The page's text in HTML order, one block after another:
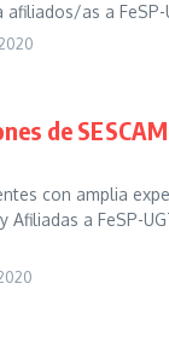
as a
de
con amplia
Afiliadas a FeSP-